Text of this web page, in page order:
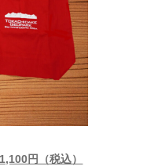
円（税込）